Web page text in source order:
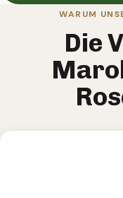
WARUM
Die